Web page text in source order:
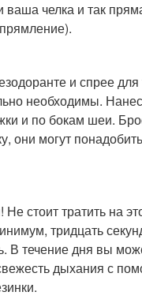
челка и так
и спрее
необходимы.
и по бокам шеи.
они могут
Не стоит тратить на
тридцать
В течение дня вы
дыхания с